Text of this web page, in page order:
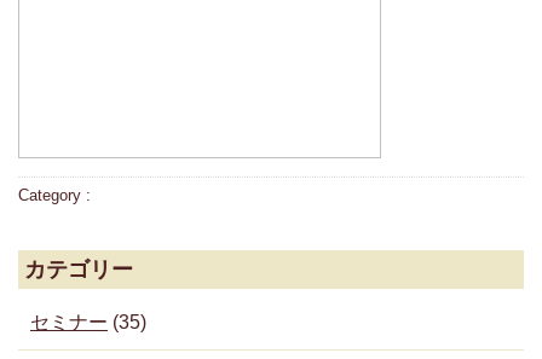
Category :
カテゴリー
セミナー (35)